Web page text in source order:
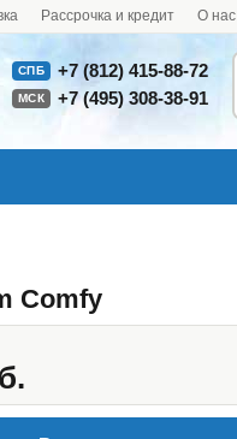
Рассрочка и кредит О нас
СПБ +7 (812) 415-88-72
МСК +7 (495) 308-38-91
Comfy